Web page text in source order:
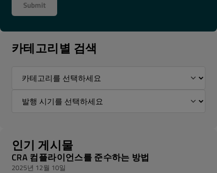
카테고리별 검색
인기 게시물
CRA 컴플라이언스를 준수하는 방법
2025년 12월 10일